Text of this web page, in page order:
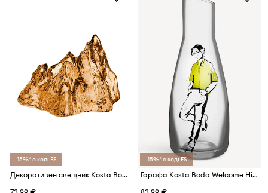
-15%* с код: FS
Декоративен свещник Kosta Boda The Rock 9,1 cm
-15%* с код: FS
Гарафа Kosta Boda Welcome Him 1 L